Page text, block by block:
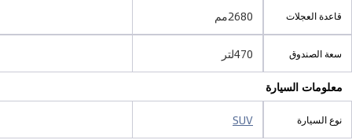
قاعدة العجلات 2680مم
سعة الصندوق
470لتر
معلومات السيارة
نوع السيارة
SUV